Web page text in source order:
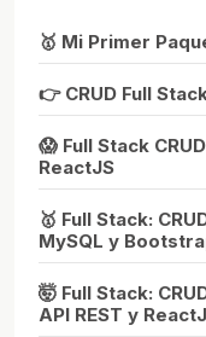
🥇 Mi Primer
👉 CRUD Full
😱 Full Stack
ReactJS
🥇 Full Stack:
MySQL y
🤯 Full Stack:
API REST y